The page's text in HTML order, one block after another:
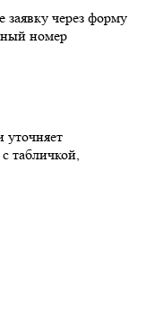
заявку через форму
номер
уточняет
табличкой,